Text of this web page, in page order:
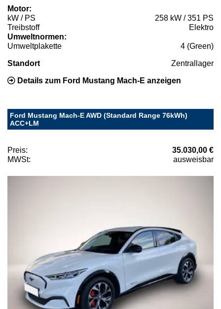
Motor:
kW / PS
258 kW / 351 PS
Treibstoff
Elektro
Umweltnormen:
Umweltplakette
4 (Green)
Standort Zentrallager
Details zum Ford Mustang Mach-E anzeigen
Ford Mustang Mach-E AWD (Standard Range 76kWh)
ACC+LM
Preis:
35.030,00 €
MWSt:
ausweisbar